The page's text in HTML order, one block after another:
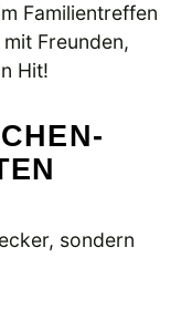
Familientreffen
Freunden,
Hit!
sondern